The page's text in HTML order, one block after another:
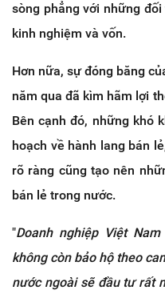
sòng phẳng với những
kinh nghiệm và vốn.
Hơn nữa, sự đóng băng
năm qua đã kìm hãm lợi
Bên cạnh đó, những khó
hoạch về hành lang bán
rõ ràng cũng tạo nên
bán lẻ trong nước.
"Doanh nghiệp Việt
không còn bảo hộ theo
nước ngoài sẽ đầu tư rất